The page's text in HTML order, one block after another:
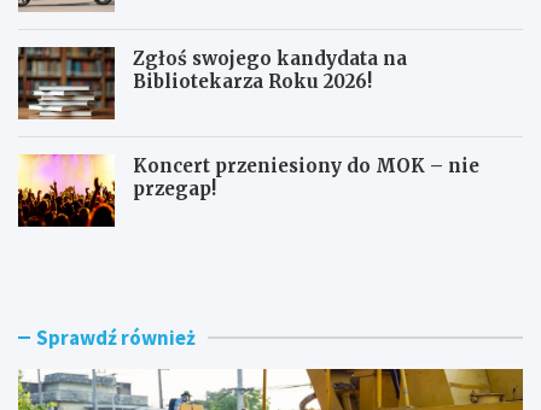
Zgłoś swojego kandydata na
Bibliotekarza Roku 2026!
Koncert przeniesiony do MOK – nie
przegap!
N
o
d
B
e
z
Sprawdź również